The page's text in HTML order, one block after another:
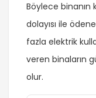
Böylece binanın
dolayısı ile
fazla elektrik
veren binaların
olur.